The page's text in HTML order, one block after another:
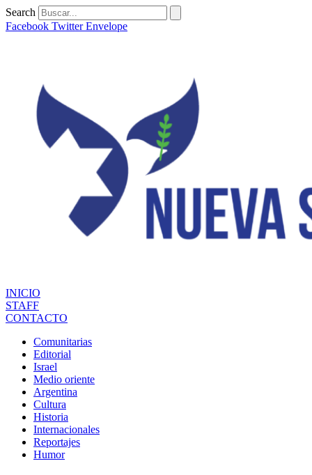
Ir
al
Search
Facebook Twitter Envelope
INICIO
STAFF
CONTACTO
Comunitarias
Editorial
Israel
Medio oriente
Argentina
Cultura
Historia
Internacionales
Reportajes
Humor